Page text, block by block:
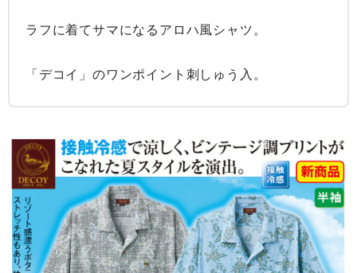
ラフに着てサマになるアロハ風シャツ。
「デコイ」のワンポイント刺しゅう入。